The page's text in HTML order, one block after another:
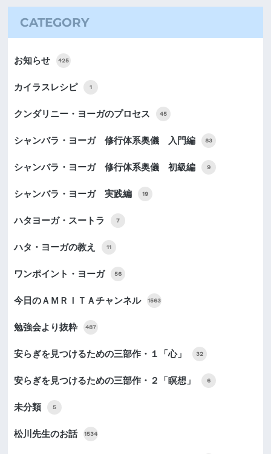
CATEGORY
お知らせ 425
カイラスレシピ 1
クンダリニー・ヨーガのプロセス 45
シャンバラ・ヨーガ 修行体系奥儀 入門編 83
シャンバラ・ヨーガ 修行体系奥儀 初級編 9
シャンバラ・ヨーガ 実践編 19
ハタヨーガ・スートラ 7
ハタ・ヨーガの教え 11
ワンポイント・ヨーガ 56
今日のＡＭＲＩＴＡチャンネル 1563
勉強会より抜粋 487
安らぎを見つけるための三部作・１「心」 32
安らぎを見つけるための三部作・２「瞑想」 6
未分類 5
松川先生のお話 1534